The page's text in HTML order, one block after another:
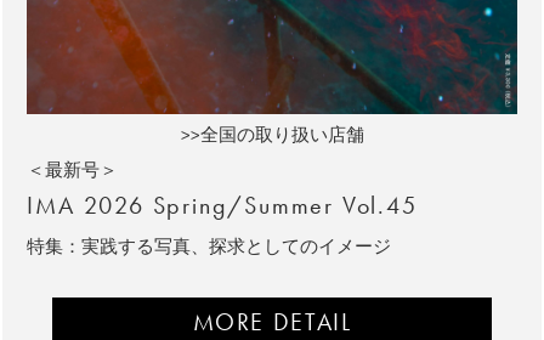
>>全国の取り扱い店舗
＜最新号＞
IMA 2026 Spring/Summer Vol.45
特集：実践する写真、探求としてのイメージ
MORE DETAIL